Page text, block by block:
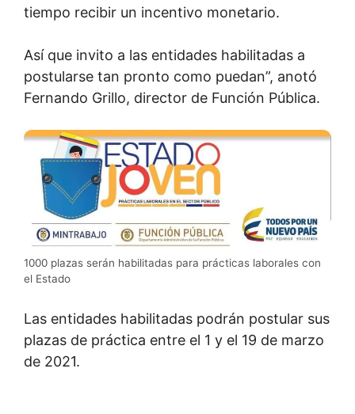
tiempo recibir un incentivo monetario.
Así que invito a las entidades habilitadas a
postularse tan pronto como puedan”, anotó
Fernando Grillo, director de Función Pública.
1000 plazas serán habilitadas para prácticas laborales con
el Estado
Las entidades habilitadas podrán postular sus
plazas de práctica entre el 1 y el 19 de marzo
de 2021.